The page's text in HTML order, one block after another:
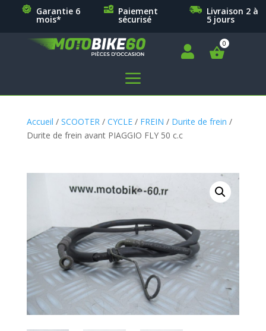
Garantie 6
mois*
Paiement
sécurisé
Livraison 2 à
5 jours

a
Accueil / SCOOTER / CYCLE/ FREIN / Durite de frein /
Durite de frein avant PIAGGIO FLY 50 c.c